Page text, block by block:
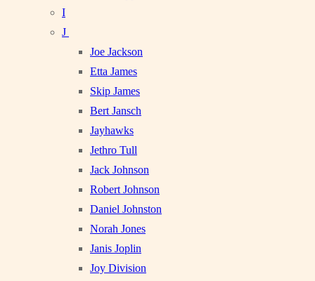
I
J
Joe Jackson
Etta James
Skip James
Bert Jansch
Jayhawks
Jethro Tull
Jack Johnson
Robert Johnson
Daniel Johnston
Norah Jones
Janis Joplin
Joy Division